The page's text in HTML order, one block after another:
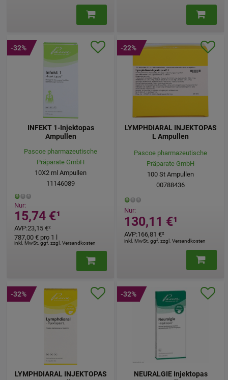
INFEKT 1-Injektopas
Ampullen
Pascoe pharmazeutische
Präparate GmbH
10X2 ml Ampullen
11146089
Nur:
15,74 €¹
AVP:23,15 €²
inkl. MwSt. ggf. zzgl. Versandkosten
787,00 € pro 1 l
-32%
LYMPHDIARAL INJEKTOPAS
L Ampullen
Pascoe pharmazeutische
Präparate GmbH
100 St Ampullen
00788436
Nur:
130,11 €¹
AVP:166,81 €²
inkl. MwSt. ggf. zzgl. Versandkosten
-22%
LYMPHDIARAL INJEKTOPAS
-32%
NEURALGIE Injektopas
-32%